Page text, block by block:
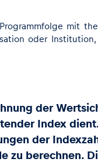
mit
oder
der
Index
der
zu berechnen.